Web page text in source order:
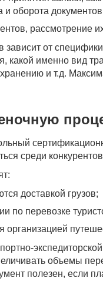
оборота
рассмотрение
зависит от
какой именно вид
и т.д.
среди
доставкой грузов;
по перевозке
организацией
объемы
полезен, если